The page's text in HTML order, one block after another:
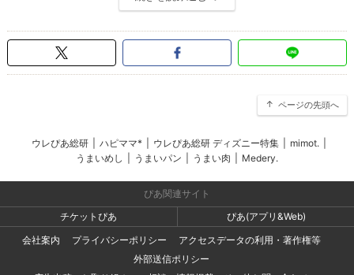
ページの先頭へ
ウレぴあ総研 ハピママ* ウレぴあ総研 ディズニー特集 mimot.
うまいめし
うまいパン うまい肉 Medery.
ぴあ関連サイト
チケットぴあ
ぴあ(アプリ&Web)
会社案内
プライバシーポリシー
アクセスデータの利用・著作権等
外部送信ポリシー